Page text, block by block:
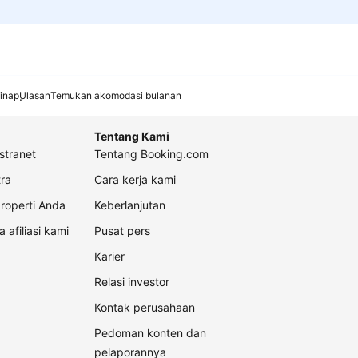
UlasanTemukan akomodasi bulanan
Anda
afiliasi kami
Tentang Kami
Tentang Booking.com
Cara kerja kami
Keberlanjutan
Pusat pers
Karier
Relasi investor
Kontak perusahaan
Pedoman konten dan
pelaporannya